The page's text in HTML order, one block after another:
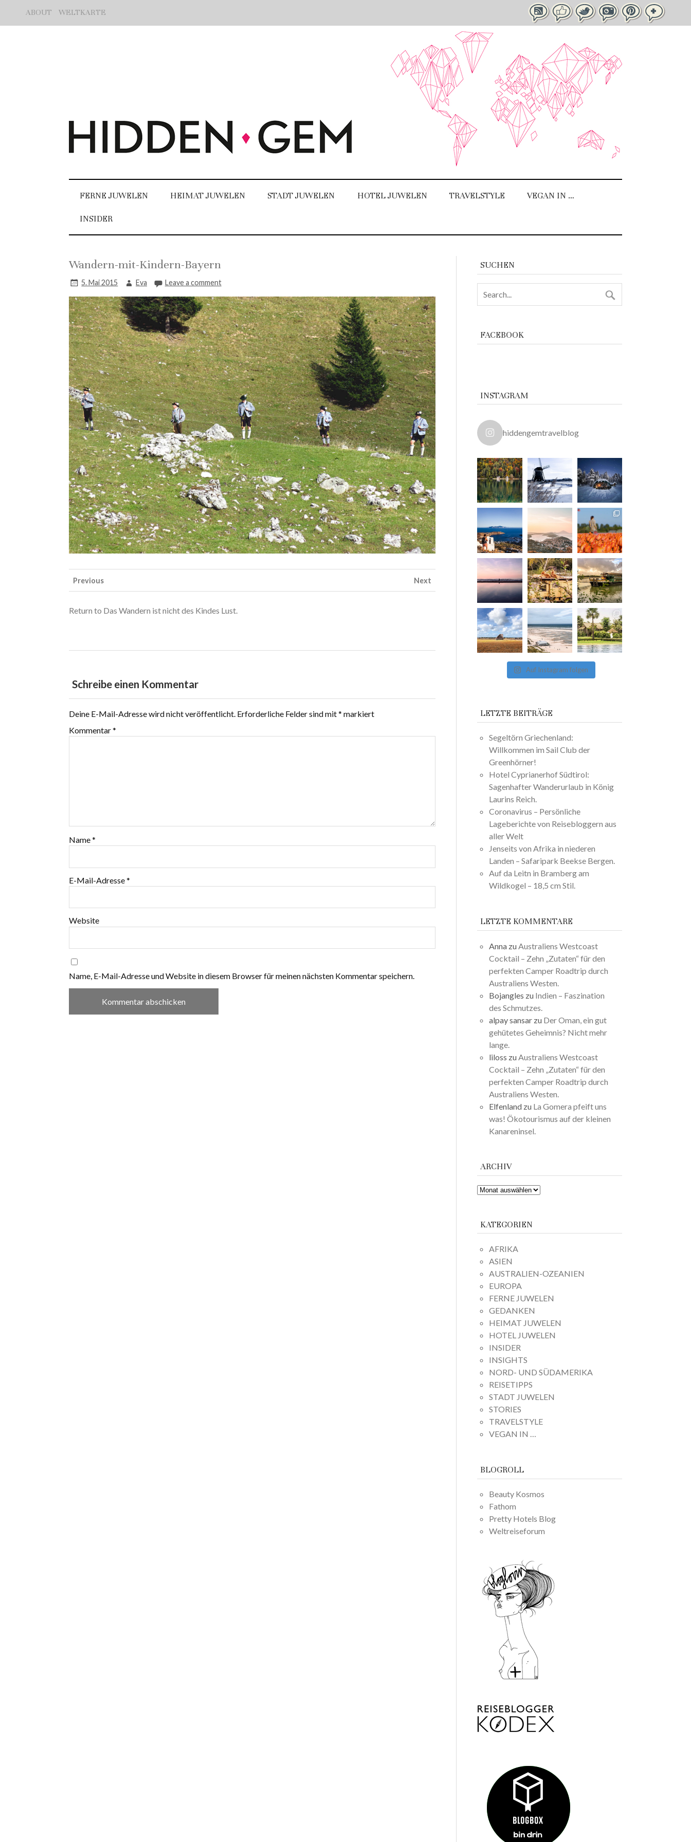
ABOUT WELTKARTE
FERNE JUWELEN HEIMAT JUWELEN STADT JUWELEN HOTEL JUWELEN TRAVELSTYLE VEGAN IN …
INSIDER
Wandern-mit-Kindern-Bayern
5. Mai 2015 Eva Leave a comment
Previous Next
Return to Das Wandern ist nicht des Kindes Lust.
Schreibe einen Kommentar
Deine E-Mail-Adresse wird nicht veröffentlicht. Erforderliche Felder sind mit* markiert
Kommentar*
Name*
E-Mail-Adresse*
Website
Name, E-Mail-Adresse und Website in diesem Browser für meinen nächsten Kommentar speichern.
SUCHEN
FACEBOOK
INSTAGRAM
hiddengemtravelblog
Auf Instagram folgen
LETZTE BEITRÄGE
Segeltörn Griechenland:
Willkommen im Sail Club der
Greenhörner!
Hotel Cyprianerhof Südtirol:
Sagenhafter Wanderurlaub in König
Laurins Reich.
Coronavirus – Persönliche
Lageberichte von Reisebloggern aus
aller Welt
Jenseits von Afrika in niederen
Landen – Safaripark Beekse Bergen.
Auf da Leitn in Bramberg am
Wildkogel – 18,5 cm Stil.
LETZTE KOMMENTARE
Anna zu Australiens Westcoast
Cocktail – Zehn „Zutaten“ für den
perfekten Camper Roadtrip durch
Australiens Westen.
Bojangles zu Indien – Faszination
des Schmutzes.
alpay sansar zu Der Oman, ein gut
gehütetes Geheimnis? Nicht mehr
lange.
liloss zu Australiens Westcoast
Cocktail – Zehn „Zutaten“ für den
perfekten Camper Roadtrip durch
Australiens Westen.
Elfenland zu La Gomera pfeift uns
was! Ökotourismus auf der kleinen
Kanareninsel.
ARCHIV
ARCHIV
KATEGORIEN
AFRIKA
ASIEN
AUSTRALIEN-OZEANIEN
EUROPA
FERNE JUWELEN
GEDANKEN
HEIMAT JUWELEN
HOTEL JUWELEN
INSIDER
INSIGHTS
NORD- UND SÜDAMERIKA
REISETIPPS
STADT JUWELEN
STORIES
TRAVELSTYLE
VEGAN IN …
BLOGROLL
Beauty Kosmos
Fathom
Pretty Hotels Blog
Weltreiseforum